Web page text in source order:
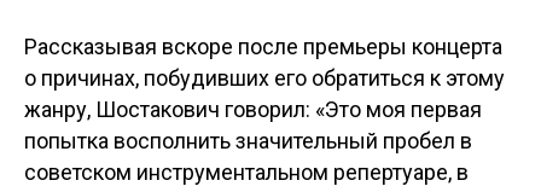
Рассказывая вскоре после премьеры концерта
о причинах, побудивших его обратиться к этому
жанру, Шостакович говорил: «Это моя первая
попытка восполнить значительный пробел в
советском инструментальном репертуаре, в